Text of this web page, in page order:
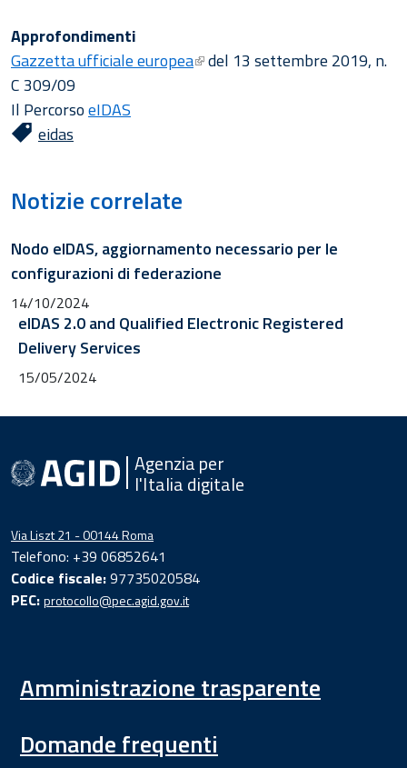
Approfondimenti
Gazzetta ufficiale europea del 13 settembre 2019, n.
C 309/09
Il PercorsoeIDAS
eidas
Notizie correlate
Nodo eIDAS, aggiornamento necessario per le
configurazioni di federazione
14/10/2024
eIDAS 2.0 and Qualified Electronic Registered
Delivery Services
15/05/2024
Agenzia per
l'Italia digitale
Via Liszt 21 - 00144 Roma
Telefono: +39 06852641
Codice fiscale:97735020584
PEC:protocollo@pec.agid.gov.it
Amministrazione trasparente
Domande frequenti